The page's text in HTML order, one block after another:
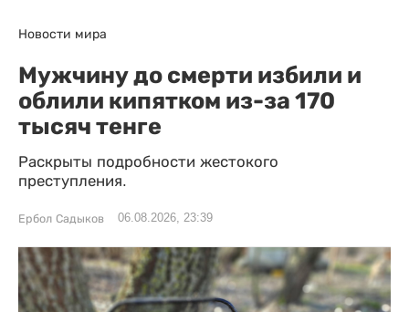
Новости мира
Мужчину до смерти избили и
облили кипятком из-за 170
тысяч тенге
Раскрыты подробности жестокого
преступления.
Ербол Садыков 06.08.2026, 23:39